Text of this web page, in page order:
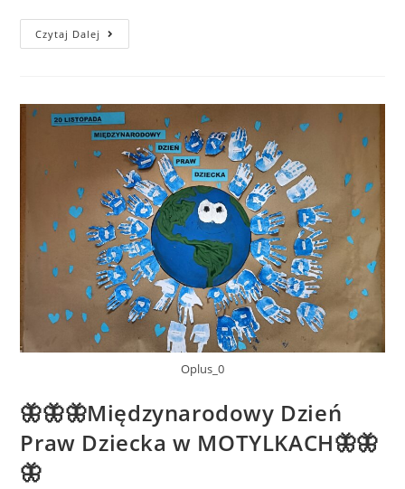
Czytaj Dalej
Oplus_0
🦋🦋🦋Międzynarodowy Dzień
Praw Dziecka w MOTYLKACH🦋🦋
🦋